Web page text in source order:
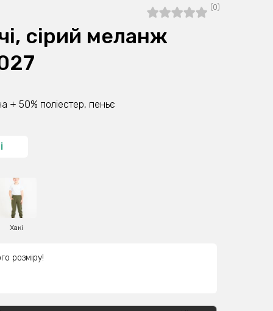
(0)
сірий меланж
+ 50% поліестер, пеньє
Хакі
розміру!